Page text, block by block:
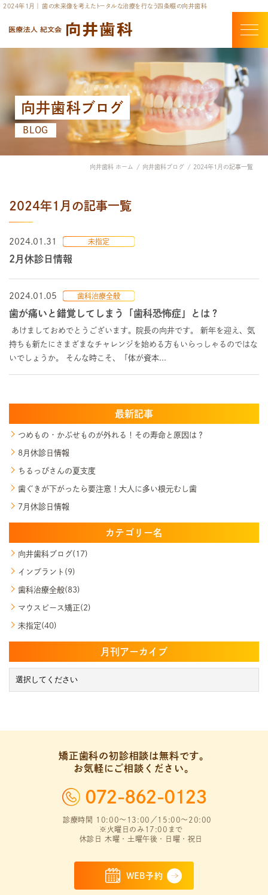
2024年1月 ｜ 歯の未来像を考えたトータルな治療を行なう四条畷の向井歯科
向井歯科ブログ
BLOG
向井歯科 ホーム 向井歯科ブログ 2024年1月の記事一覧
2024年1月の記事一覧
2024.01.31 未指定
2月休診日情報
2024.01.05 歯科治療全般
歯が痛いと錯覚してしまう「歯科恐怖症」とは？
あけましておめでとうございます。院長の向井です。 新年を迎え、気
持ちも新たにさまざまなチャレンジを始める方もいらっしゃるのではな
いでしょうか。 そんな時こそ、「体が資本...
最新記事
つめもの・かぶせものが外れる！その寿命と原因は？
8月休診日情報
ちるっぴさんの夏支度
歯ぐきが下がったら要注意！大人に多い根元むし歯
7月休診日情報
カテゴリー名
向井歯科ブログ(17)
インプラント(9)
歯科治療全般(83)
マウスピース矯正(2)
未指定(40)
月刊アーカイブ
矯正歯科の初診相談は無料です。
お気軽にご相談ください。
072-862-0123
診療時間 10:00～13:00／15:00～20:00
※火曜日のみ17:00まで
休診日 木曜・土曜午後・日曜・祝日
WEB予約